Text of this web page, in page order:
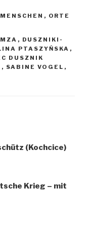
, ORTE
, DUSZNIKI-
PTASZYŃSKA ,
DUSZNIK
, SABINE VOGEL ,
(Kochcice)
Krieg – mit